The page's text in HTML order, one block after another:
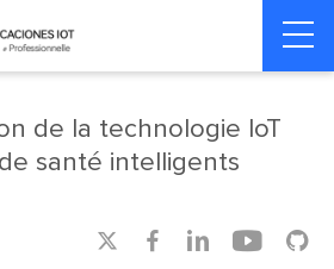
> Smart Healthcare
de la technologie IoT
santé intelligents
    